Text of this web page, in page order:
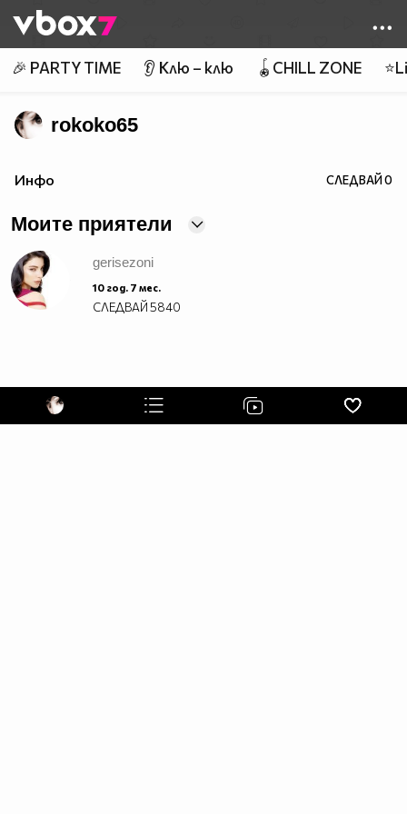
👾
🎉 PARTY TIME 👂 Клю – клю 🪀CHILL ZONE
rokoko65
Инфо СЛЕДВАЙ0
Моите приятели
gerisezoni
10 год. 7 мес.
СЛЕДВАЙ5840